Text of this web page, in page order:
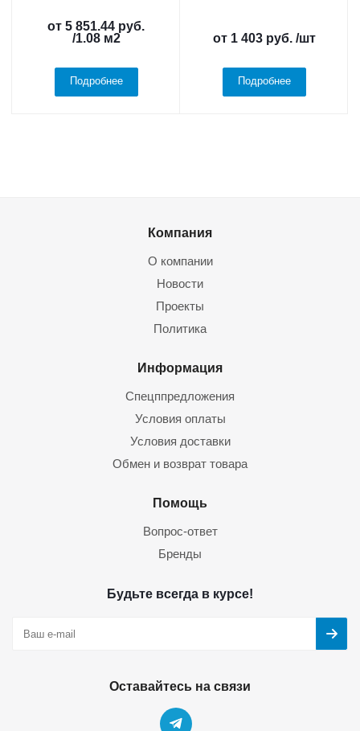
от 5 851.44 руб.
/1.08 м2
Подробнее
от 1 403 руб. /шт
Подробнее
Компания
О компании
Новости
Проекты
Политика
Информация
Спецппредложения
Условия оплаты
Условия доставки
Обмен и возврат товара
Помощь
Вопрос-ответ
Бренды
Будьте всегда в курсе!
Оставайтесь на связи